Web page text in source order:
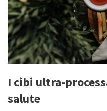
I cibi ultra-
salute